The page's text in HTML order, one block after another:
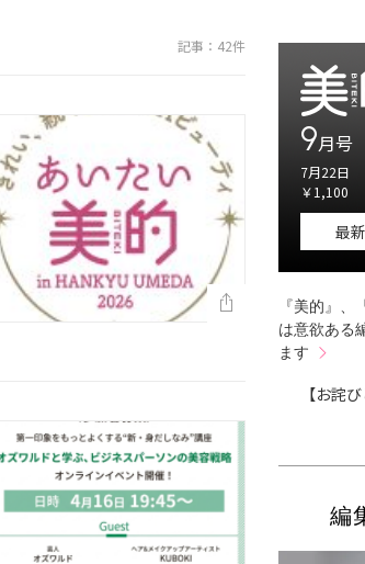
記事：42件
9月号
7月22日
￥1,100
最
『美的』
は意欲ある
ます
【お詫
編